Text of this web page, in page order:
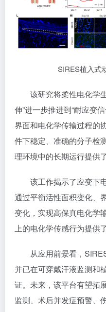
SIRES植入式
该研究将柔性电化学
伸”进一步推进到“耐应变
界面和电化学传输过程的
件下稳定、准确的分子检
理环境中的长期运行提供
该工作揭示了应变下
通过平衡活性面积变化、
变化，实现高保真电化学
上的电化学传感行为提供
从应用前景看，
并已在可穿戴汗液监测和
证。未来，该平台有望拓
监测、术后并发症预警、